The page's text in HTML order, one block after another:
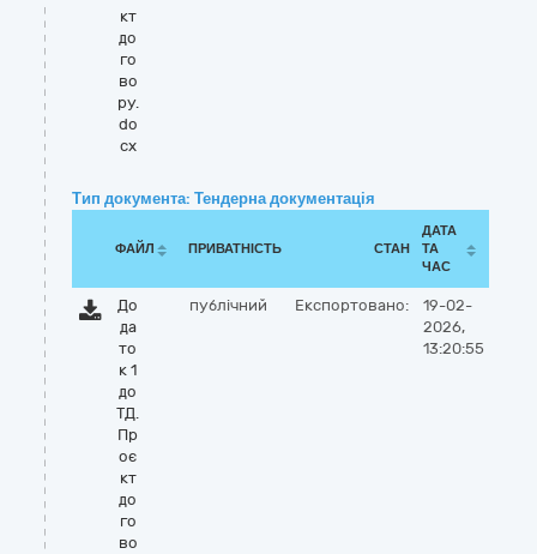
кт
до
го
во
ру.
do
cx
Тип документа: Тендерна документація
ФАЙЛ ПРИВАТНІСТЬ СТАН
ДАТА
ТА
ЧАС
До
да
то
к 1
до
ТД.
Пр
оє
кт
до
го
во
публічний Експортовано:
19-02-
2026,
13:20:55